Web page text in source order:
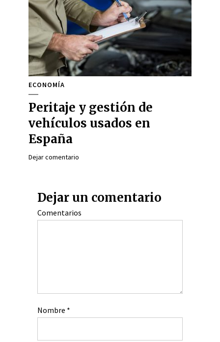
ECONOMÍA
Peritaje y gestión de
vehículos usados en
España
Dejar comentario
Dejar un comentario
Comentarios
Nombre *